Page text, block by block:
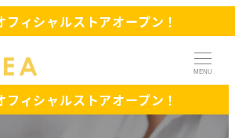
フィシャルストアオープン！
MENU
フィシャルストアオープン！